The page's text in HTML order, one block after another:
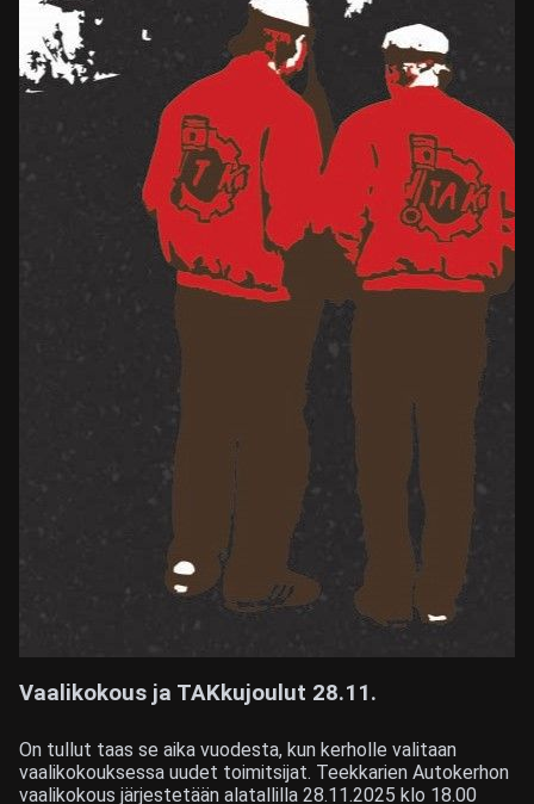
Vaalikokous ja TAKkujoulut 28.11.
On tullut taas se aika vuodesta, kun kerholle valitaan
vaalikokouksessa uudet toimitsijat. Teekkarien Autokerhon
vaalikokous järjestetään alatallilla 28.11.2025 klo 18.00